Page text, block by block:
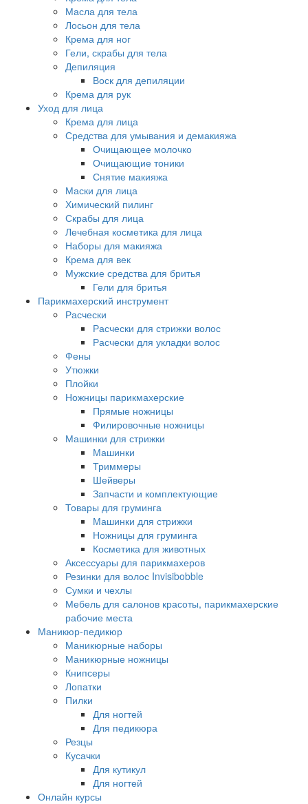
Масла для тела
Лосьон для тела
Крема для ног
Гели, скрабы для тела
Депиляция
Воск для депиляции
Крема для рук
Уход для лица
Крема для лица
Средства для умывания и демакияжа
Очищающее молочко
Очищающие тоники
Снятие макияжа
Маски для лица
Химический пилинг
Скрабы для лица
Лечебная косметика для лица
Наборы для макияжа
Крема для век
Мужские средства для бритья
Гели для бритья
Парикмахерский инструмент
Расчески
Расчески для стрижки волос
Расчески для укладки волос
Фены
Утюжки
Плойки
Ножницы парикмахерские
Прямые ножницы
Филировочные ножницы
Машинки для стрижки
Машинки
Триммеры
Шейверы
Запчасти и комплектующие
Товары для груминга
Машинки для стрижки
Ножницы для груминга
Косметика для животных
Аксессуары для парикмахеров
Резинки для волос Invisibobble
Сумки и чехлы
Мебель для салонов красоты, парикмахерские
рабочие места
Маникюр-педикюр
Маникюрные наборы
Маникюрные ножницы
Книпсеры
Лопатки
Пилки
Для ногтей
Для педикюра
Резцы
Кусачки
Для кутикул
Для ногтей
Онлайн курсы